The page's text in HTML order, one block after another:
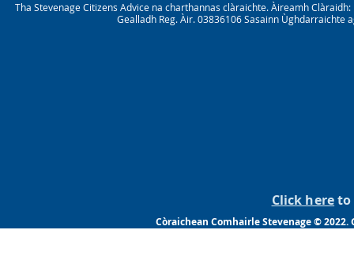
Tha Stevenage Citizens Advice na charthannas clàraichte. Àireamh
Gealladh Reg. Àir. 03836106 Sasainn Ùghdarraichte
Click hereto
Còraichean Comhairle Stevenage ©